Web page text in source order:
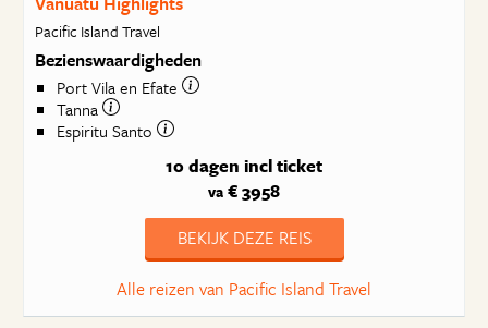
Pacific Island Travel
Bezienswaardigheden
Port Vila en Efate
Tanna
Espiritu Santo
10 dagen incl ticket
va € 3958
BEKIJK DEZE REIS
Alle reizen van Pacific Island Travel